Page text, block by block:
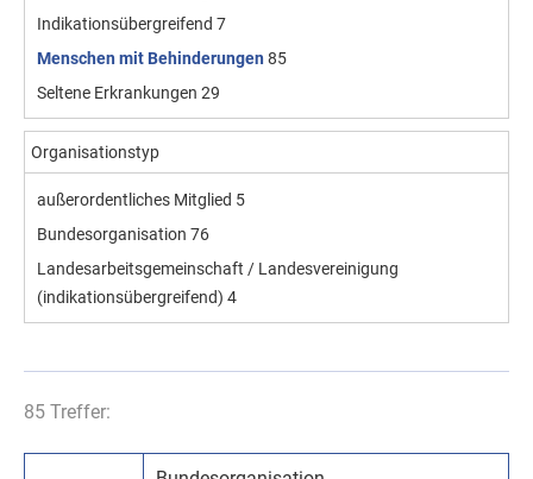
Indikationsübergreifend 7
Menschen mit Behinderungen 85
Seltene Erkrankungen 29
Organisationstyp
außerordentliches Mitglied 5
Bundesorganisation 76
Landesarbeitsgemeinschaft / Landesvereinigung
(indikationsübergreifend) 4
85 Treffer: